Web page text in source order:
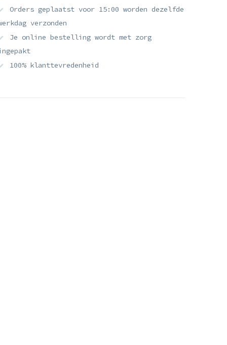
Orders geplaatst voor 15:00 worden dezelfde
verzonden
Je online bestelling wordt met zorg
100% klanttevredenheid